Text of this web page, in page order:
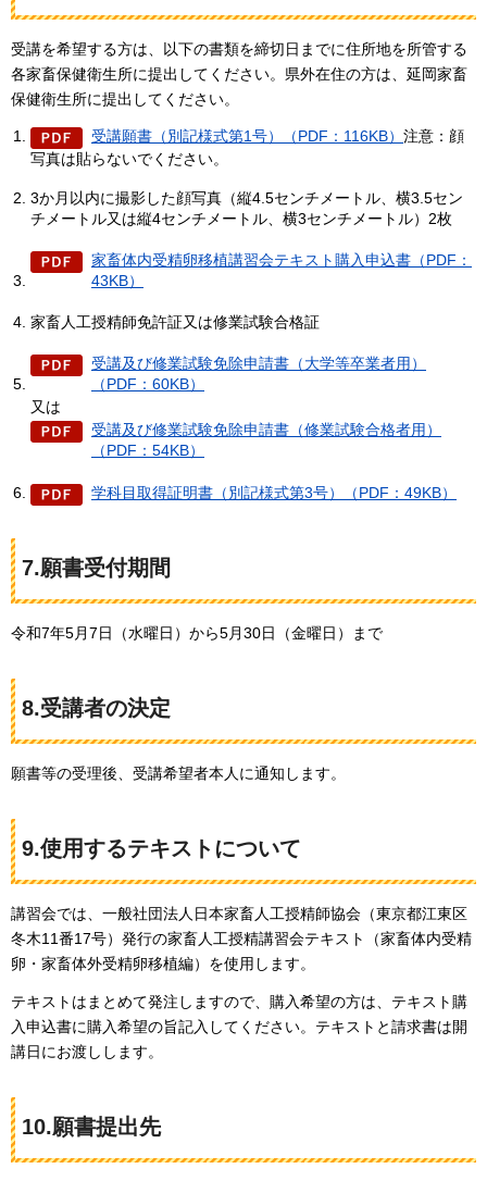
受講を希望する方は、以下の書類を締切日までに住所地を所管する
各家畜保健衛生所に提出してください。県外在住の方は、延岡家畜
保健衛生所に提出してください。
受講願書（別記様式第1号）（PDF：116KB） 注意：顔
写真は貼らないでください。
3か月以内に撮影した顔写真（縦4.5センチメートル、横3.5セン
チメートル又は縦4センチメートル、横3センチメートル）2枚
家畜体内受精卵移植講習会テキスト購入申込書（PDF：
43KB）
家畜人工授精師免許証又は修業試験合格証
受講及び修業試験免除申請書（大学等卒業者用）
（PDF：60KB）
又は
受講及び修業試験免除申請書（修業試験合格者用）
（PDF：54KB）
学科目取得証明書（別記様式第3号）（PDF：49KB）
7.願書受付期間
令和7年5月7日（水曜日）から5月30日（金曜日）まで
8.受講者の決定
願書等の受理後、受講希望者本人に通知します。
9.使用するテキストについて
講習会では、一般社団法人日本家畜人工授精師協会（東京都江東区
冬木11番17号）発行の家畜人工授精講習会テキスト（家畜体内受精
卵・家畜体外受精卵移植編）を使用します。
テキストはまとめて発注しますので、購入希望の方は、テキスト購
入申込書に購入希望の旨記入してください。テキストと請求書は開
講日にお渡しします。
10.願書提出先